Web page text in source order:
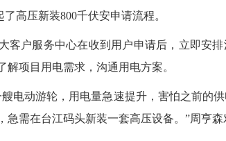
高压新装800千伏安申请流程。
户服务中心在收到用户申请后，立即安排
解项目用电需求，沟通用电方案。
艘电动游轮，用电量急速提升，害怕之前的
急需在台江码头新装一套高压设备。”周亨森